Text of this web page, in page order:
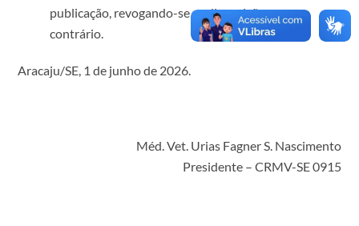
publicação, revogando-se as disposições em
contrário.
Aracaju/SE, 1 de junho de 2026.
Méd. Vet. Urias Fagner S. Nascimento
Presidente – CRMV-SE 0915